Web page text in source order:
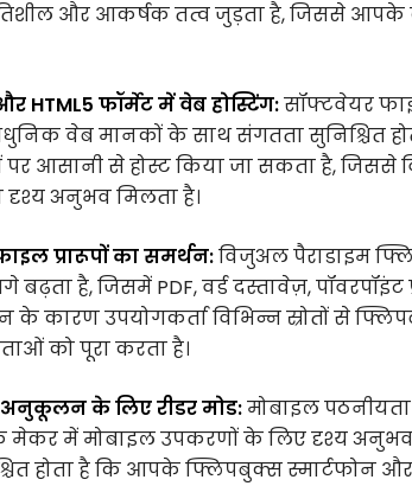
और आकर्षक तत्व जुड़ता है, जिससे आपके
HTML5 फॉर्मेट में वेब होस्टिंग:सॉफ्टवेयर
वेब मानकों के साथ संगतता सुनिश्चित
पर आसानी से होस्ट किया जा सकता है,
दृश्य अनुभव मिलता है।
प्रारूपों का समर्थन:विजुअल पैराडाइम
है, जिसमें PDF, वर्ड दस्तावेज़,
के कारण उपयोगकर्ता विभिन्न स्रोतों से
को पूरा करता है।
के लिए रीडर मोड:मोबाइल
में मोबाइल उपकरणों के लिए दृश्य
होता है कि आपके फ्लिपबुक्स स्मार्टफोन